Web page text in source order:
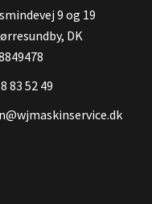
9 og 19
DK
83 52 49